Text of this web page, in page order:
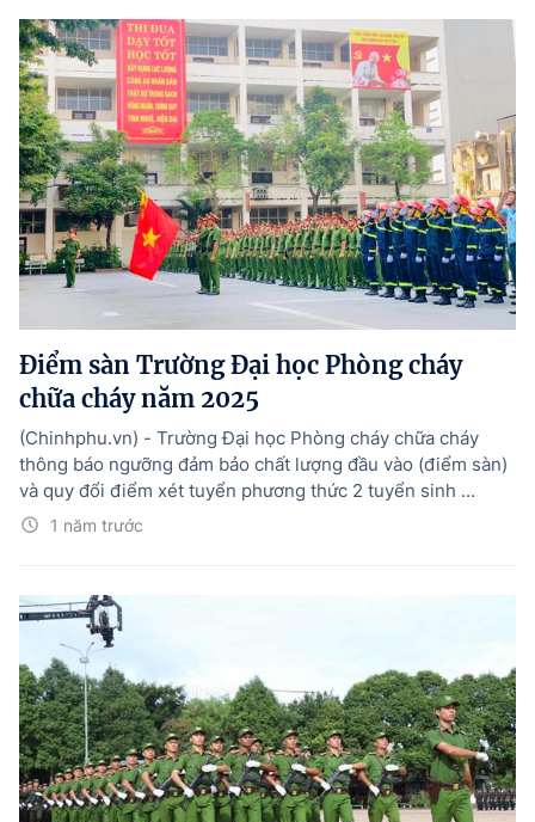
Điểm sàn Trường Đại học Phòng cháy
chữa cháy năm 2025
1 năm trước
(Chinhphu.vn) - Trường Đại học Phòng cháy chữa cháy
thông báo ngưỡng đảm bảo chất lượng đầu vào (điểm sàn)
và quy đổi điểm xét tuyển phương thức 2 tuyển sinh ...